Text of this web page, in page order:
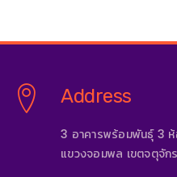
Address
3 อาคารพร้อมพันธุ์ 3
แขวงจอมพล เขตจตุจัก